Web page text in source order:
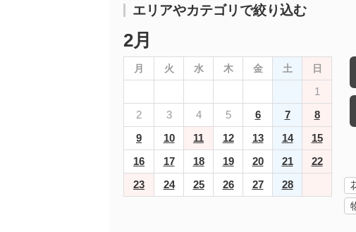
エリアやカテゴリで絞り込む
2月
月 火 水 木 金 土 日
1
2
3 4 5 6 7
8
9
10 11 12 13 14
15
16
17 18 19 20 21
22
23
24 25 26 27 28